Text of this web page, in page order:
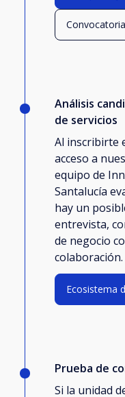
Análisis
de servicios
Al inscribirte
acceso a
equipo de
Santalucía
hay un
entrevista,
de negocio
colaboración.
Ecosistema
Prueba de
Si la unidad